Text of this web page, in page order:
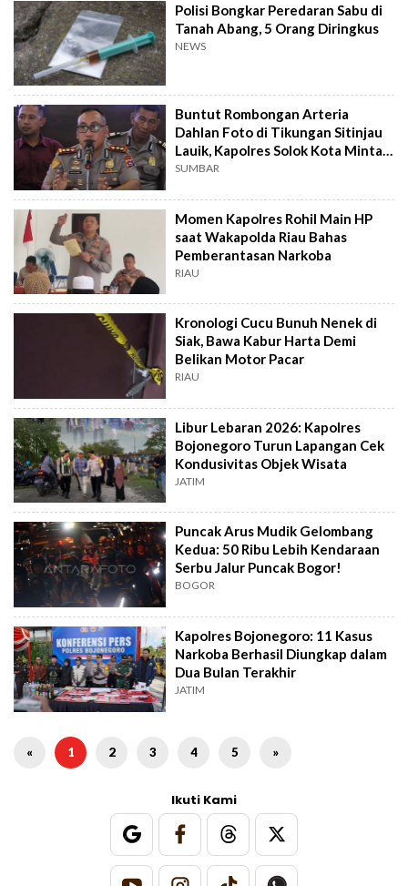
Polisi Bongkar Peredaran Sabu di
Tanah Abang, 5 Orang Diringkus
NEWS
Buntut Rombongan Arteria
Dahlan Foto di Tikungan Sitinjau
Lauik, Kapolres Solok Kota Minta
Maaf
SUMBAR
Momen Kapolres Rohil Main HP
saat Wakapolda Riau Bahas
Pemberantasan Narkoba
RIAU
Kronologi Cucu Bunuh Nenek di
Siak, Bawa Kabur Harta Demi
Belikan Motor Pacar
RIAU
Libur Lebaran 2026: Kapolres
Bojonegoro Turun Lapangan Cek
Kondusivitas Objek Wisata
JATIM
Puncak Arus Mudik Gelombang
Kedua: 50 Ribu Lebih Kendaraan
Serbu Jalur Puncak Bogor!
BOGOR
Kapolres Bojonegoro: 11 Kasus
Narkoba Berhasil Diungkap dalam
Dua Bulan Terakhir
JATIM
« 1 2 3 4 5 »
Ikuti Kami